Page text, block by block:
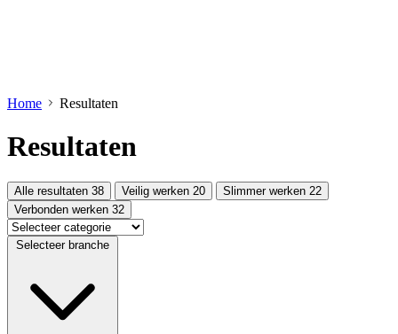
Home Resultaten
Resultaten
Alle resultaten 38 Veilig werken 20 Slimmer werken 22
Verbonden werken 32
Selecteer branche